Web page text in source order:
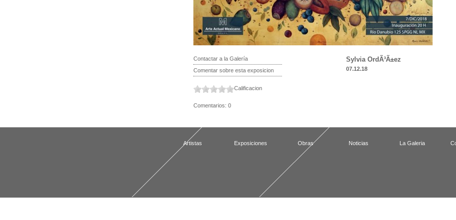
Contactar a la Galería
Comentar sobre esta exposicion
Calificacion
Comentarios: 0
Sylvia OrdÃ³Ã±ez
07.12.18
Artistas Exposiciones Obras Noticias La Galeria